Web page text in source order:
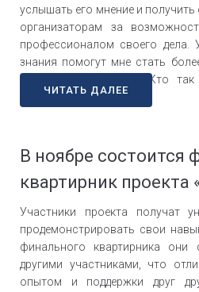
услышать его мнение и
организаторам за
профессионалом своего дела.
знания помогут мне стать
вокалистом.» Проект «Кто так
поддержке
ЧИТАТЬ ДАЛЕЕ
В ноябре состоится
квартирник проекта
Участники проекта получат
продемонстрировать свои
финального квартирника они
другими участниками, что
опытом и поддержки друг